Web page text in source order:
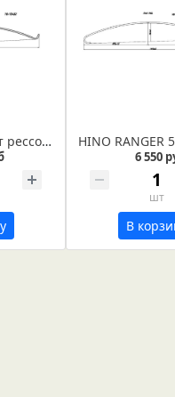
HINO RANGER 5 т рессора задняя лист №2 (Арт. IR 16-10-02)
6 550
шт
В